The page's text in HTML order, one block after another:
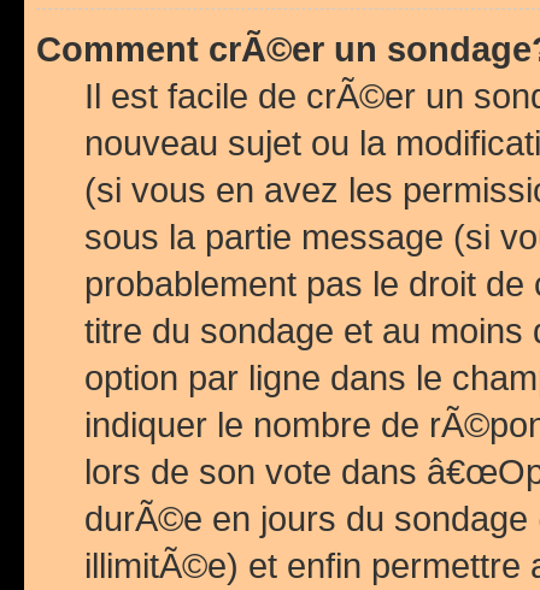
Comment crÃ©er un
Il est facile de crÃ©er un
nouveau sujet ou la
(si vous en avez les
sous la partie message (si
probablement pas le droit
titre du sondage et au
option par ligne dans le
indiquer le nombre de
lors de son vote dans
durÃ©e en jours du
illimitÃ©e) et enfin permettre